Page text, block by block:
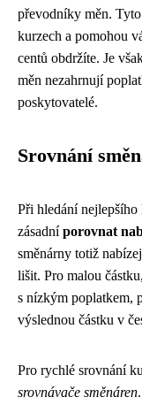
převodníky měn.
kurzech a pomohou
centů obdržíte. Je
měn nezahrnují
poskytovatelé.
Srovnání
Při hledání nejlepšího
zásadníporovnat
směnárny totiž
lišit. Pro malou
s nízkým poplatkem,
výslednou částku v
Pro rychlé srovnání
srovnávače směnáren